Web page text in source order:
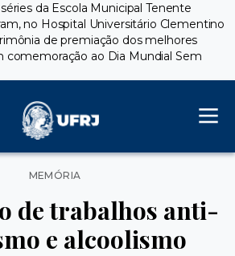
da Escola Municipal Tenente
no Hospital Universitário Clementino
de premiação dos melhores
comemoração ao Dia Mundial Sem
Categorias
MEMÓRIA
de trabalhos anti-
e alcoolismo